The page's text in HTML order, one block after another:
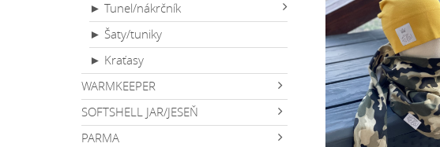
► Tunel/nákrčník
► Šaty/tuniky
► Kraťasy
WARMKEEPER
SOFTSHELL JAR/JESEŇ
PARMA